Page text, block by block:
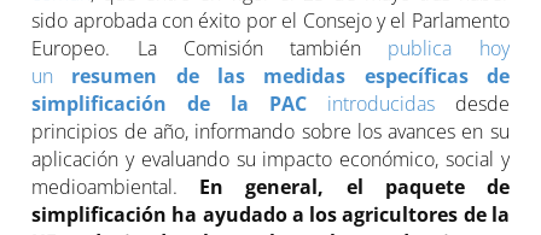
sido aprobada con éxito por el Consejo y el Parlamento
Europeo. La Comisión también publica hoy
un resumen de las medidas específicas de
simplificación de la PAC introducidasdesde
principios de año, informando sobre los avances en su
aplicación y evaluando su impacto económico, social y
medioambiental. En general, el paquete de
simplificación ha ayudado a los agricultores de la